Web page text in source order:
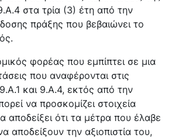
στα τρία (3) έτη από την
πράξης που βεβαιώνει το
φορέας που εμπίπτει σε μια
που αναφέρονται στις
και 9.Α.4, εκτός από την
να προσκομίζει στοιχεία
αποδείξει ότι τα μέτρα που έλαβε
αποδείξουν την αξιοπιστία του,